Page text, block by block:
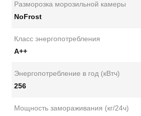
Разморозка морозильной камеры
NoFrost
Класс энергопотребления
А++
Энергопотребление в год (кВтч)
256
Мощность замораживания (кг/24ч)